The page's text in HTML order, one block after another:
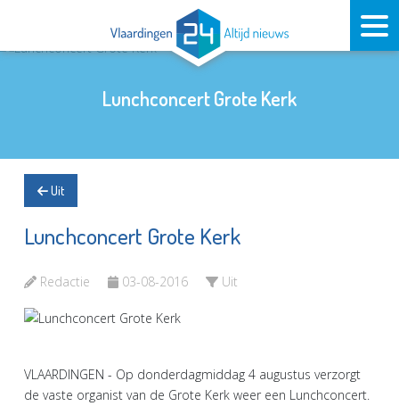
Lunchconcert Grote Kerk
Uit
Lunchconcert Grote Kerk
Redactie 03-08-2016 Uit
VLAARDINGEN - Op donderdagmiddag 4 augustus verzorgt
de vaste organist van de Grote Kerk weer een Lunchconcert.